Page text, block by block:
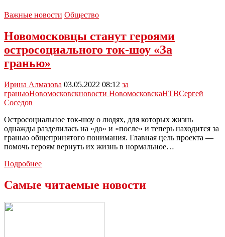
Важные новости Общество
Новомосковцы станут героями
остросоциального ток-шоу «За
гранью»
Ирина Алмазова 03.05.2022 08:12 за
граньюНовомосковскновости НовомосковскаНТВСергей
Соседов
Остросоциальное ток-шоу о людях, для которых жизнь
однажды разделилась на «до» и «после» и теперь находится за
гранью общепринятого понимания. Главная цель проекта —
помочь героям вернуть их жизнь в нормальное…
ПодробнееНовомосковцы
остросоциального
Самые читаемые новости